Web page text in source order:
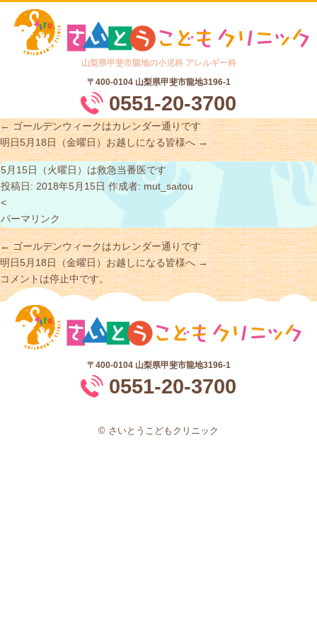
山梨県甲斐市龍地の小児科 アレルギー科
〒400-0104 山梨県甲斐市龍地3196-1
0551-20-3700
←ゴールデンウィークはカレンダー通りです
明日5月18日（金曜日）お越しになる皆様へ→
5月15日（火曜日）は救急当番医です
投稿日: 2018年5月15日 作成者: mut_saitou
<
パーマリンク
←ゴールデンウィークはカレンダー通りです
明日5月18日（金曜日）お越しになる皆様へ→
コメントは停止中です。
〒400-0104 山梨県甲斐市龍地3196-1
0551-20-3700
© さいとうこどもクリニック